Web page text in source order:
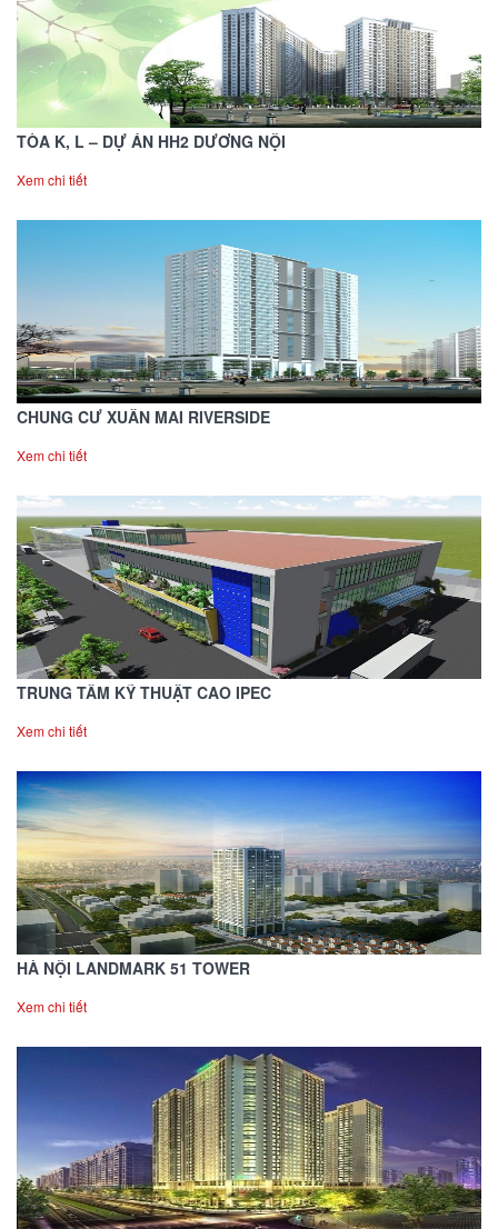
TÒA K, L – DỰ ÁN HH2 DƯƠNG NỘI
Xem chi tiết
CHUNG CƯ XUÂN MAI RIVERSIDE
Xem chi tiết
TRUNG TÂM KỸ THUẬT CAO IPEC
Xem chi tiết
HÀ NỘI LANDMARK 51 TOWER
Xem chi tiết